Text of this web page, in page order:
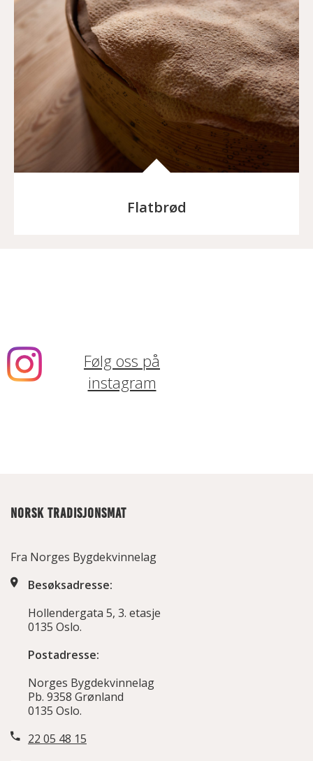
Flatbrød
Følg oss på
instagram
NORSK TRADISJONSMAT
Fra Norges Bygdekvinnelag
Besøksadresse:
Hollendergata 5, 3. etasje
0135 Oslo.
Postadresse:
Norges Bygdekvinnelag
Pb. 9358 Grønland
0135 Oslo.
22 05 48 15